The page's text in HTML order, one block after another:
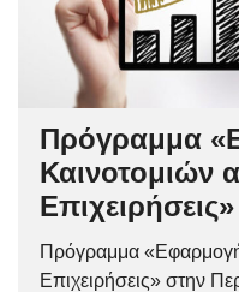
Πρόγραμμα
Καινοτομιών
Επιχειρήσεις»
Πρόγραμμα
Επιχειρήσεις» στην